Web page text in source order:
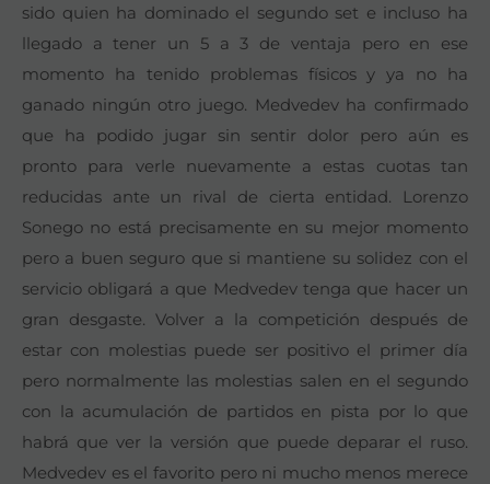
sido quien ha dominado el segundo set e incluso ha
llegado a tener un 5 a 3 de ventaja pero en ese
momento ha tenido problemas físicos y ya no ha
ganado ningún otro juego. Medvedev ha confirmado
que ha podido jugar sin sentir dolor pero aún es
pronto para verle nuevamente a estas cuotas tan
reducidas ante un rival de cierta entidad. Lorenzo
Sonego no está precisamente en su mejor momento
pero a buen seguro que si mantiene su solidez con el
servicio obligará a que Medvedev tenga que hacer un
gran desgaste. Volver a la competición después de
estar con molestias puede ser positivo el primer día
pero normalmente las molestias salen en el segundo
con la acumulación de partidos en pista por lo que
habrá que ver la versión que puede deparar el ruso.
Medvedev es el favorito pero ni mucho menos merece